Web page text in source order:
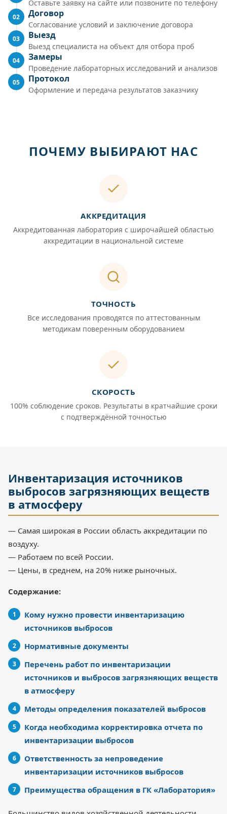
Оставьте заявку на сайте или позвоните по телефону
02 Договор
Согласование условий и заключение договора
03 Выезд
Выезд специалиста на объект для отбора проб
04 Замеры
Проведение лабораторных исследований и анализов
05 Протокол
Оформление и передача результатов заказчику
ПОЧЕМУ ВЫБИРАЮТ НАС
АККРЕДИТАЦИЯ
Аккредитованная лаборатория с широчайшей областью
аккредитации в национальной системе
ТОЧНОСТЬ
Все исследования проводятся по аттестованным
методикам поверенным оборудованием
СКОРОСТЬ
100% соблюдение сроков. Результаты в кратчайшие сроки
с подтверждённой точностью
Инвентаризация источников
выбросов загрязняющих веществ
в атмосферу
— Самая широкая в России область аккредитации по
воздуху.
— Работаем по всей России.
— Цены, в среднем, на 20% ниже рыночных.
Содержание:
Кому нужно провести инвентаризацию
источников выбросов
Нормативные документы
Перечень работ по инвентаризации
источников и выбросов загрязняющих веществ
в атмосферу
Методы определения показателей выбросов
Когда необходима корректировка отчета по
инвентаризации выбросов
Ответственность за непроведение
инвентаризации источников выбросов
Преимущества обращения в ГК «Лаборатория»